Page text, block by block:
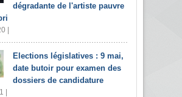
dégradante de l'artiste pauvre
|
Elections législatives : 9 mai,
date butoir pour examen des
dossiers de candidature
|